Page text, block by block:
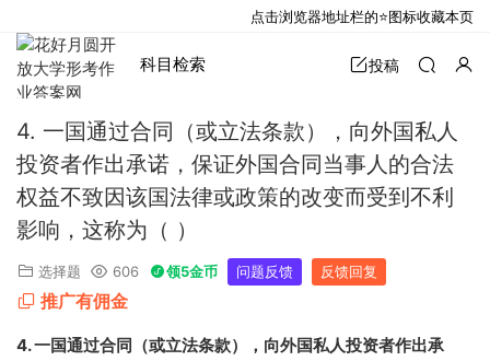
科目检索 投稿
4. 一国通过合同（或立法条款），向外国私人
投资者作出承诺，保证外国合同当事人的合法
权益不致因该国法律或政策的改变而受到不利
影响，这称为（ ）
选择题 606 领5金币 问题反馈 反馈回复
推广有佣金
4.一国通过合同（或立法条款），向外国私人投资者作出承
点击浏览器地址栏的⭐图标收藏本页